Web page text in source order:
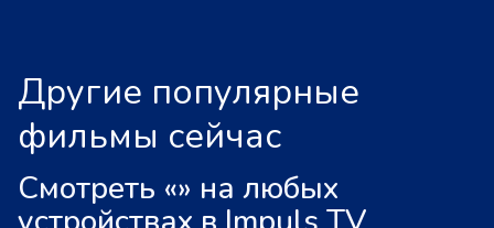
Другие популярные
фильмы сейчас
Смотреть «» на любых